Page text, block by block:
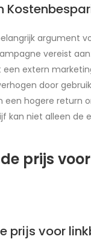
argument
vereist
extern
door
een hogere return
kan niet alleen de
prijs
prijs voor